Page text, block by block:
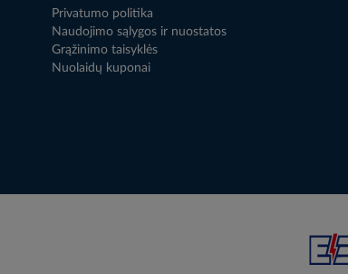
Privatumo politika
Naudojimo sąlygos ir nuostatos
Grąžinimo taisyklės
Nuolaidų kuponai